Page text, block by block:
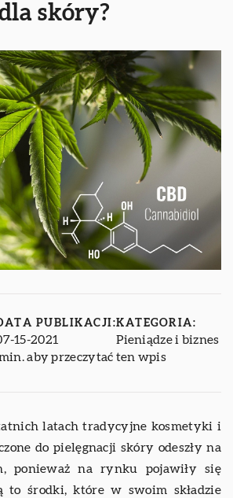
skóry?
PUBLIKACJI:
15-2021
KATEGORIA:
Pieniądze i biznes
aby przeczytać ten wpis
latach tradycyjne kosmetyki i
do pielęgnacji skóry odeszły na
ponieważ na rynku pojawiły się
to środki, które w swoim składzie